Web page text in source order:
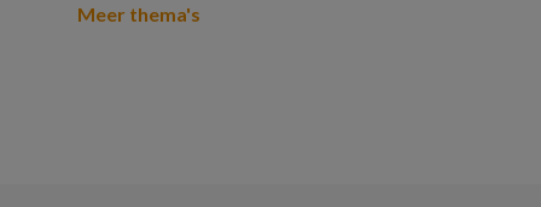
Meer thema's